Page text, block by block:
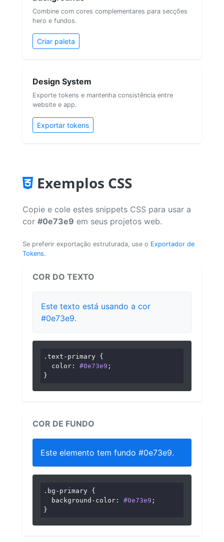
Combine com cores complementares para secções
hero e fundos.
Criar paleta
Design System
Exporte tokens e mantenha consistência entre
website e app.
Exportar tokens
Exemplos CSS
Copie e cole estes snippets CSS para usar a
cor #0e73e9 em seus projetos web.
Se preferir exportação estruturada, use o Exportador de
Tokens.
COR DO TEXTO
Este texto está usando a cor
#0e73e9.
.text-primary {
color : #0e73e9 ;
}
COR DE FUNDO
Este elemento tem fundo #0e73e9.
.bg-primary {
background-color : #0e73e9 ;
}